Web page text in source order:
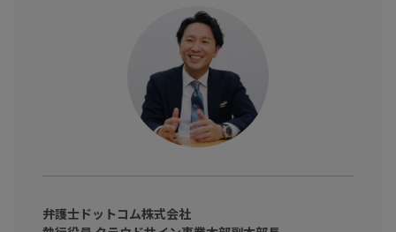
５年間で売り上げを4倍にするには、営業の生産性を上げるしかな
い！ エン・ジャパン株式会社様 は、どのようなマインドで
「クラウドサイン」を利用しているのでしょうか？
また、本企画では、ツールベンダーである企業様もお呼びして、
我々スタッフがツール導入企業様へインタビューする様子を、こ
っそりモニタリングしていただきます。
それでは、『わたしたちのDX』、伺っていきましょう。
弁護士ドットコム株式会社